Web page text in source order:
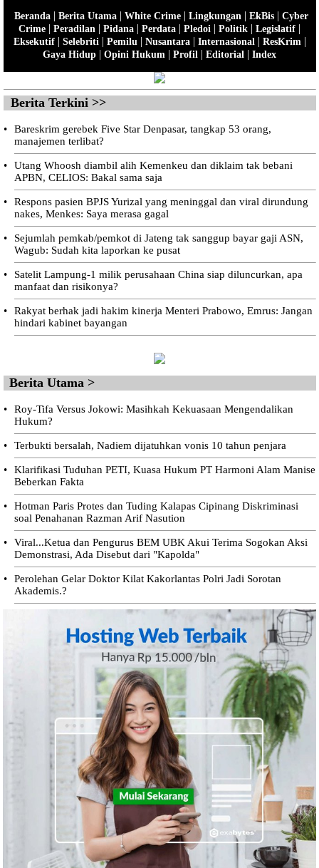
Beranda| Berita Utama| White Crime| Lingkungan | EkBis| Cyber
Crime | Peradilan | Pidana | Perdata | Pledoi | Politik | Legislatif |
Eksekutif| Selebriti | Pemilu | Nusantara| Internasional | ResKrim |
Gaya Hidup | Opini Hukum | Profil | Editorial | Index
Berita Terkini >>
•
Bareskrim gerebek Five Star Denpasar, tangkap 53 orang,
manajemen terlibat?
•
Utang Whoosh diambil alih Kemenkeu dan diklaim tak bebani
APBN, CELIOS: Bakal sama saja
•
Respons pasien BPJS Yurizal yang meninggal dan viral dirundung
nakes, Menkes: Saya merasa gagal
•
Sejumlah pemkab/pemkot di Jateng tak sanggup bayar gaji ASN,
Wagub: Sudah kita laporkan ke pusat
•
Satelit Lampung-1 milik perusahaan China siap diluncurkan, apa
manfaat dan risikonya?
•
Rakyat berhak jadi hakim kinerja Menteri Prabowo, Emrus: Jangan
hindari kabinet bayangan
Berita Utama >
•
Roy-Tifa Versus Jokowi: Masihkah Kekuasaan Mengendalikan
Hukum?
• Terbukti bersalah, Nadiem dijatuhkan vonis 10 tahun penjara
•
Klarifikasi Tuduhan PETI, Kuasa Hukum PT Harmoni Alam Manise
Beberkan Fakta
•
Hotman Paris Protes dan Tuding Kalapas Cipinang Diskriminasi
soal Penahanan Razman Arif Nasution
•
Viral...Ketua dan Pengurus BEM UBK Akui Terima Sogokan Aksi
Demonstrasi, Ada Disebut dari "Kapolda"
•
Perolehan Gelar Doktor Kilat Kakorlantas Polri Jadi Sorotan
Akademis.?